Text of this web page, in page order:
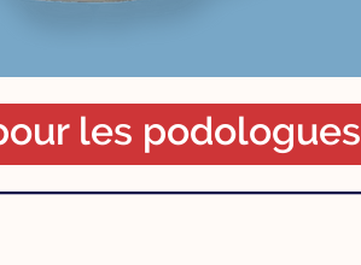
les podologues